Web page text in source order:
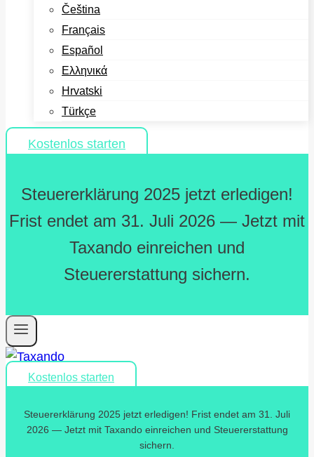
Čeština
Français
Español
Ελληνικά
Hrvatski
Türkçe
Kostenlos starten
Steuererklärung 2025 jetzt erledigen!
Frist endet am 31. Juli 2026 — Jetzt mit
Taxando einreichen und
Steuererstattung sichern.
Kostenlos starten
Steuererklärung 2025 jetzt erledigen! Frist endet am 31. Juli
2026 — Jetzt mit Taxando einreichen und Steuererstattung
sichern.